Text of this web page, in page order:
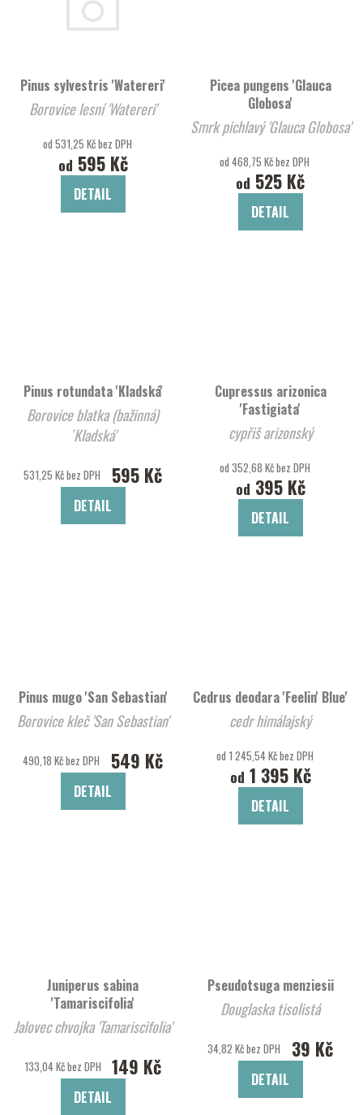
Pinus sylvestris 'Watereri'
Borovice lesní 'Watereri'
od 531,25 Kč bez DPH
od 595 Kč
DETAIL
Picea pungens 'Glauca
Globosa'
Smrk pichlavý 'Glauca Globosa'
od 468,75 Kč bez DPH
od 525 Kč
DETAIL
Pinus rotundata 'Kladská'
Borovice blatka (bažinná)
´Kladská'
531,25 Kč bez DPH 595 Kč
DETAIL
Cupressus arizonica
'Fastigiata'
cypřiš arizonský
od 352,68 Kč bez DPH
od 395 Kč
DETAIL
Pinus mugo 'San Sebastian'
Borovice kleč 'San Sebastian'
490,18 Kč bez DPH 549 Kč
DETAIL
Cedrus deodara 'Feelin' Blue'
cedr himálajský
od 1 245,54 Kč bez DPH
od 1 395 Kč
DETAIL
Juniperus sabina
'Tamariscifolia'
Jalovec chvojka 'Tamariscifolia'
133,04 Kč bez DPH 149 Kč
DETAIL
Pseudotsuga menziesii
Douglaska tisolistá
34,82 Kč bez DPH 39 Kč
DETAIL